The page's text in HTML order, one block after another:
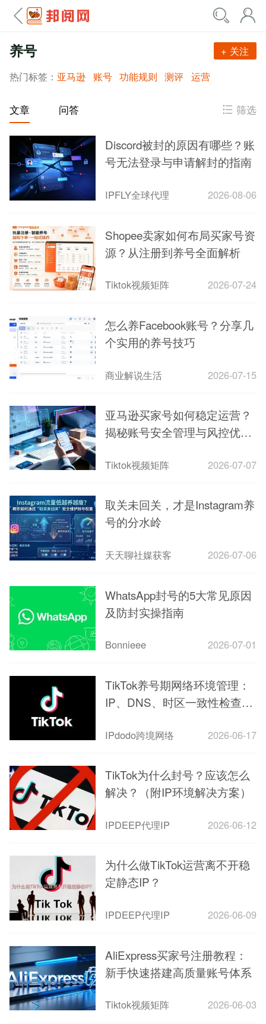
养号
+ 关注
热门标签： 亚马逊 账号 功能规则 测评 运营
文章 问答 筛选
Discord被封的原因有哪些？账
号无法登录与申请解封的指南
IPFLY全球代理 2026-08-06
Shopee卖家如何布局买家号资
源？从注册到养号全面解析
Tiktok视频矩阵 2026-07-24
怎么养Facebook账号？分享几
个实用的养号技巧
商业解说生活 2026-07-15
亚马逊买家号如何稳定运营？
揭秘账号安全管理与风控优化
Tiktok视频矩阵 2026-07-07
取关未回关，才是Instagram养
号的分水岭
天天聊社媒获客 2026-07-06
WhatsApp封号的5大常见原因
及防封实操指南
Bonnieee 2026-07-01
TikTok养号期网络环境管理：
IP、DNS、时区一致性检查清
IPdodo跨境网络 2026-06-17
TikTok为什么封号？应该怎么
解决？（附IP环境解决方案）
IPDEEP代理IP 2026-06-12
为什么做TikTok运营离不开稳
定静态IP？
IPDEEP代理IP 2026-06-09
AliExpress买家号注册教程：
新手快速搭建高质量账号体系
Tiktok视频矩阵 2026-06-03